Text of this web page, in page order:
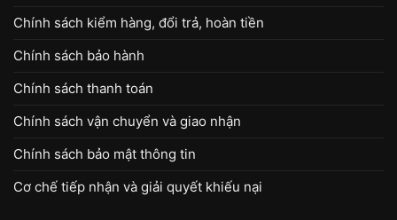
Chính sách kiểm hàng, đổi trả, hoàn tiền
Chính sách bảo hành
Chính sách thanh toán
Chính sách vận chuyển và giao nhận
Chính sách bảo mật thông tin
Cơ chế tiếp nhận và giải quyết khiếu nại